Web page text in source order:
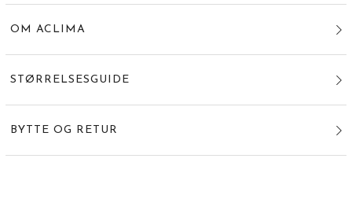
OM ACLIMA
STØRRELSESGUIDE
BYTTE OG RETUR